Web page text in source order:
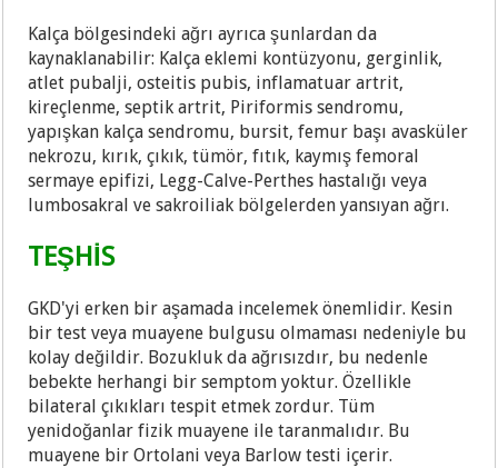
Kalça bölgesindeki ağrı ayrıca şunlardan da
kaynaklanabilir: Kalça eklemi kontüzyonu, gerginlik,
atlet pubalji, osteitis pubis, inflamatuar artrit,
kireçlenme, septik artrit, Piriformis sendromu,
yapışkan kalça sendromu, bursit, femur başı avasküler
nekrozu, kırık, çıkık, tümör, fıtık, kaymış femoral
sermaye epifizi, Legg-Calve-Perthes hastalığı veya
lumbosakral ve sakroiliak bölgelerden yansıyan ağrı.
TEŞHİS
GKD'yi erken bir aşamada incelemek önemlidir. Kesin
bir test veya muayene bulgusu olmaması nedeniyle bu
kolay değildir. Bozukluk da ağrısızdır, bu nedenle
bebekte herhangi bir semptom yoktur. Özellikle
bilateral çıkıkları tespit etmek zordur. Tüm
yenidoğanlar fizik muayene ile taranmalıdır. Bu
muayene bir Ortolani veya Barlow testi içerir.